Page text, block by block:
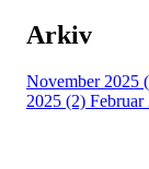
Arkiv
November 2025
2025 (2) Februar